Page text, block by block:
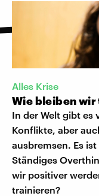
Alles Krise
Wie bleiben
In der Welt gibt es
Konflikte, aber
ausbremsen. Es
Ständiges
wir positiver
trainieren?